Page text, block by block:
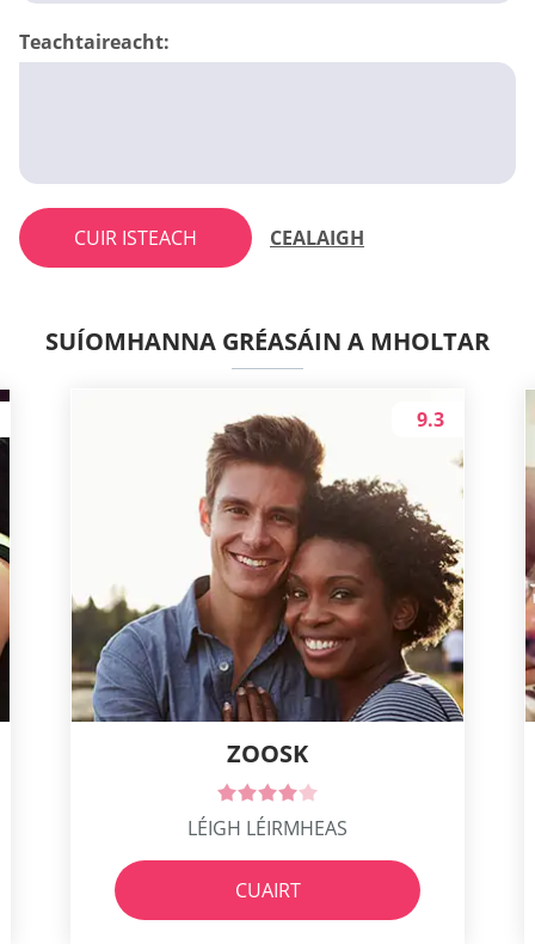
Teachtaireacht:
CUIR ISTEACH CEALAIGH
SUÍOMHANNA GRÉASÁIN A MHOLTAR
ZOOSK
9.3
LÉIGH LÉIRMHEAS
CUAIRT